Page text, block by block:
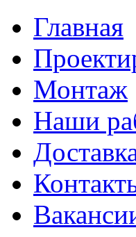
Главная
Монтаж
Наши